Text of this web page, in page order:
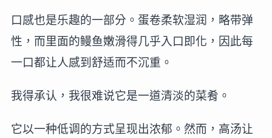
口感也是乐趣的一部分。蛋卷柔软湿润，略带弹
性，而里面的鳗鱼嫩滑得几乎入口即化，因此每
一口都让人感到舒适而不沉重。
我得承认，我很难说它是一道清淡的菜肴。
它以一种低调的方式呈现出浓郁。然而，高汤让